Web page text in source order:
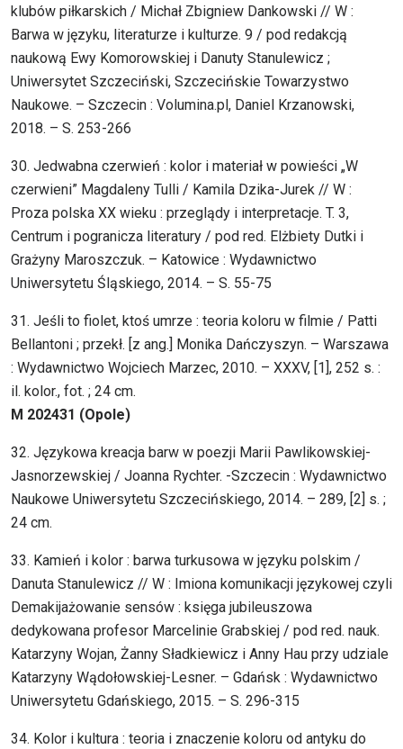
klubów piłkarskich / Michał Zbigniew Dankowski // W :
Barwa w języku, literaturze i kulturze. 9 / pod redakcją
naukową Ewy Komorowskiej i Danuty Stanulewicz ;
Uniwersytet Szczeciński, Szczecińskie Towarzystwo
Naukowe. – Szczecin : Volumina.pl, Daniel Krzanowski,
2018. – S. 253-266
30. Jedwabna czerwień : kolor i materiał w powieści „W
czerwieni” Magdaleny Tulli / Kamila Dzika-Jurek // W :
Proza polska XX wieku : przeglądy i interpretacje. T. 3,
Centrum i pogranicza literatury / pod red. Elżbiety Dutki i
Grażyny Maroszczuk. – Katowice : Wydawnictwo
Uniwersytetu Śląskiego, 2014. – S. 55-75
31. Jeśli to fiolet, ktoś umrze : teoria koloru w filmie / Patti
Bellantoni ; przekł. [z ang.] Monika Dańczyszyn. – Warszawa
: Wydawnictwo Wojciech Marzec, 2010. – XXXV, [1], 252 s. :
il. kolor., fot. ; 24 cm.
M 202431 (Opole)
32. Językowa kreacja barw w poezji Marii Pawlikowskiej-
Jasnorzewskiej / Joanna Rychter. -Szczecin : Wydawnictwo
Naukowe Uniwersytetu Szczecińskiego, 2014. – 289, [2] s. ;
24 cm.
33. Kamień i kolor : barwa turkusowa w języku polskim /
Danuta Stanulewicz // W : Imiona komunikacji językowej czyli
Demakijażowanie sensów : księga jubileuszowa
dedykowana profesor Marcelinie Grabskiej / pod red. nauk.
Katarzyny Wojan, Żanny Sładkiewicz i Anny Hau przy udziale
Katarzyny Wądołowskiej-Lesner. – Gdańsk : Wydawnictwo
Uniwersytetu Gdańskiego, 2015. – S. 296-315
34. Kolor i kultura : teoria i znaczenie koloru od antyku do